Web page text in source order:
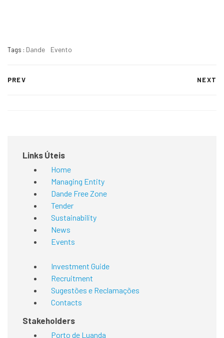
Tags : Dande Evento
PREV NEXT
Links Úteis
Home
Managing Entity
Dande Free Zone
Tender
Sustainability
News
Events
Investment Guide
Recruitment
Sugestões e Reclamações
Contacts
Stakeholders
Porto de Luanda